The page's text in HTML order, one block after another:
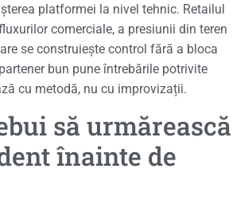
platformei la nivel tehnic. Retailul
comerciale, a presiunii din teren
se construiește control fără a bloca
bun pune întrebările potrivite
cu metodă, nu cu improvizații.
să urmărească
înainte de